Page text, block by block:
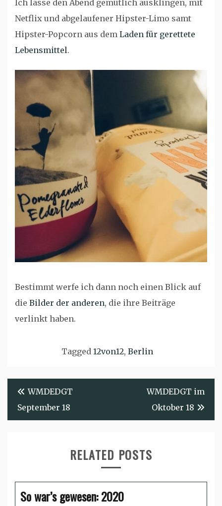
Ich lasse den Abend gemütlich ausklingen, mit
Netflix und abgelaufener Hipster-Limo samt
Hipster-Popcorn aus dem Laden für gerettete
Lebensmittel.
Bestimmt werfe ich dann noch einen Blick auf
die Bilder der anderen, die ihre Beiträge
verlinkt haben.
Tagged 12von12, Berlin
Beitragsnavigation
WMDEDGT
September 18
WMDEDGT im
Oktober 18
RELATED POSTS
So war’s gewesen: 2020